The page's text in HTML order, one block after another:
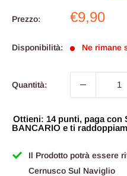
Prezzo:
Prezzo
€9,90
Disponibilità: Ne rimane
Quantità:
Ottieni: 14 punti, paga con
BANCARIO e ti
Il Prodotto potrà essere
Cernusco Sul Naviglio